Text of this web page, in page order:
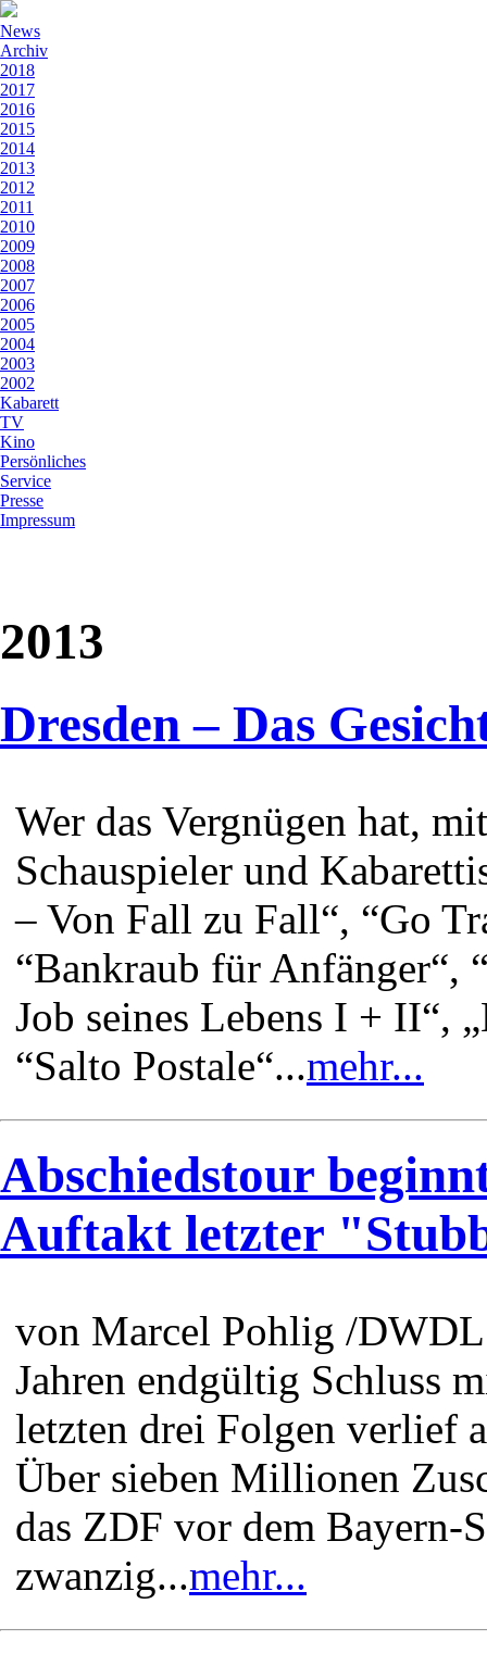
News
Archiv
2018
2017
2016
2015
2014
2013
2012
2011
2010
2009
2008
2007
2006
2005
2004
2003
2002
Kabarett
TV
Kino
Persönliches
Service
Presse
Impressum
2013
Dresden – Das
Wer das Vergnügen hat,
Schauspieler und
– Von Fall zu Fall“, “Go
“Bankraub für Anfänger“,
Job seines Lebens I + II“,
“Salto Postale“...mehr...
Abschiedstour
Auftakt letzter
von Marcel Pohlig /
Jahren endgültig Schluss
letzten drei Folgen verlief
Über sieben Millionen
das ZDF vor dem Bayern-
zwanzig...mehr...